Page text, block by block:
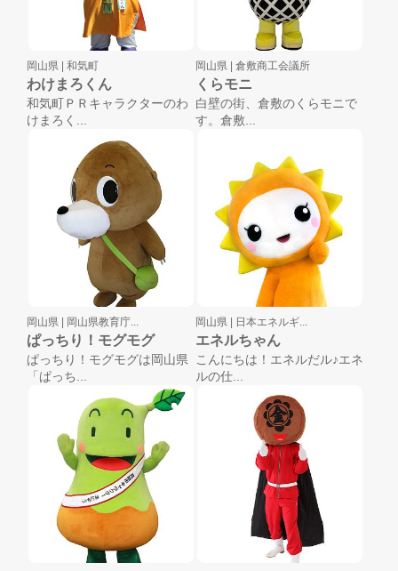
岡山県 | 和気町
わけまろくん
和気町ＰＲキャラクターのわ
けまろく...
岡山県 | 倉敷商工会議所
くらモニ
白壁の街、倉敷のくらモニで
す。倉敷...
岡山県 | 岡山県教育庁...
ぱっちり！モグモグ
ぱっちり！モグモグは岡山県
「ぱっち...
岡山県 | 日本エネルギ...
エネルちゃん
こんにちは！エネルだル♪エネ
ルの仕...